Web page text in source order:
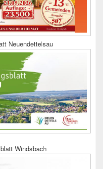
Neuendettelsau
Windsbach